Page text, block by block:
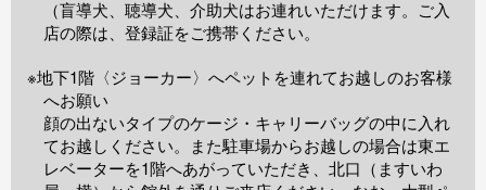
（盲導犬、聴導犬、介助犬はお連れいただけます。ご入
店の際は、登録証をご携帯ください。
※地下1階〈ジョーカー〉へペットを連れてお越しのお客様
へお願い
顔の出ないタイプのケージ・キャリーバッグの中に入れ
てお越しください。また駐車場からお越しの場合は東エ
レベーターを1階へあがっていただき、北口（ますいわ